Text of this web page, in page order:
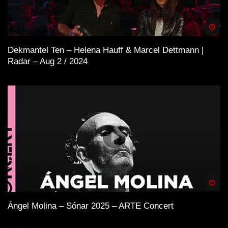
Dekmantel Ten – Helena Hauff & Marcel Dettmann |
Radar – Aug 2 / 2024
Ángel Molina – Sónar 2025 – ARTE Concert